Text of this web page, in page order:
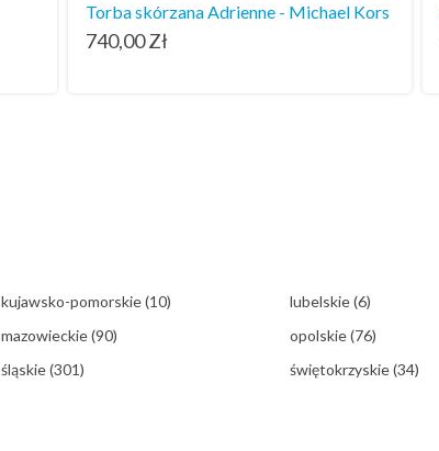
Torba skórzana Adrienne - Michael Kors
740,00Zł
kujawsko-pomorskie(10) lubelskie(6)
mazowieckie(90) opolskie(76)
śląskie(301) świętokrzyskie(34)